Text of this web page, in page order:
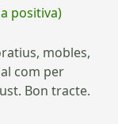
positiva)
mobles,
com per
Bon tracte.